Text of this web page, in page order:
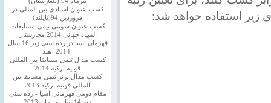
زیر استفاده خواهد شد:
کسب عنوان استادی بین المللی در
فروردین 94(تایلند)
کسب عنوان سومی تیمی مسابقات
المپیاد جهانی 2014 مجارستان
قهرمان اسیا در رده سنی زیر 16 سال
-2014- هند
کسب مدال تیمی مسابقا بین المللی
قونیه ترکیه 2014
کسب مدال برنز تیمی مسابقا بین
المللی قونیه ترکیه 2013
مقام دومی قهرمانی اسیا - رده سنی